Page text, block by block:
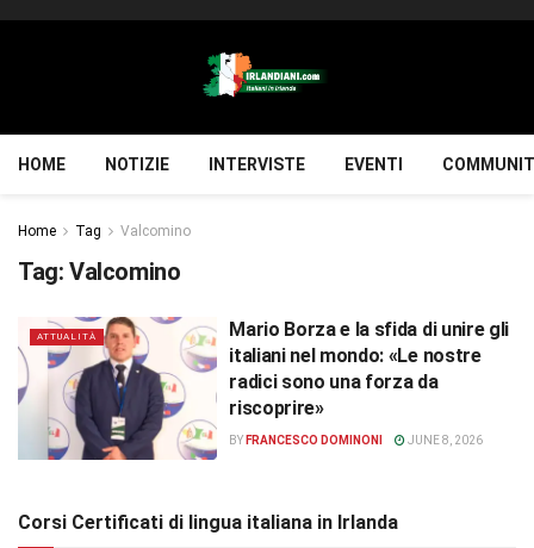
HOME NOTIZIE INTERVISTE EVENTI
Home Tag Valcomino
Tag: Valcomino
ATTUALITÀ
Mario Borza e la sfida di unire gli
italiani nel mondo: «Le nostre
radici sono una forza da
riscoprire»
BY FRANCESCO DOMINONI JUNE 8, 2026
Corsi Certificati di lingua italiana in Irlanda